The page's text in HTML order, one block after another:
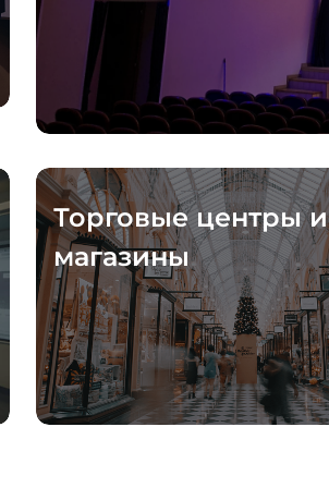
Торговые центры и
магазины